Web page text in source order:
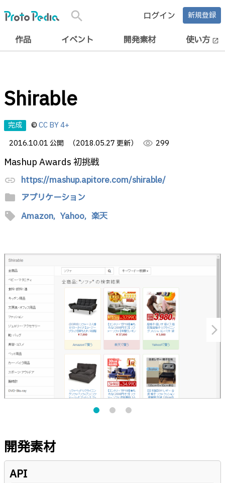
search ログイン 新規登録
作品 イベント 開発素材 使い方 open_in_new
Shirable
完成 ©CC BY 4+
2016.10.01 公開
（2018.05.27 更新） visibility 299
Mashup Awards 初挑戦
link https://mashup.apitore.com/shirable/
folder アプリケーション
sell Amazon, Yahoo, 楽天
arrow_forward_ios
開発素材
API